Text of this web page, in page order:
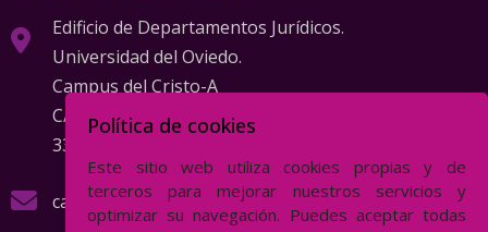
Edificio de Departamentos Jurídicos.
Universidad del Oviedo.
Campus del Cristo-A
C/ Catedrático Valentín Andrés Álvarez s/n
33006 Oviedo (Asturias)
caagenda2030@uniovi.es
Política de cookies
Este sitio web utiliza cookies propias y de
terceros para mejorar nuestros servicios y
optimizar su navegación. Puedes aceptar todas